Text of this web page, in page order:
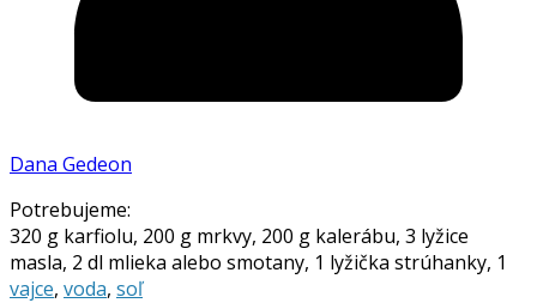
Dana Gedeon
Potrebujeme:
320 g karfiolu, 200 g mrkvy, 200 g kalerábu, 3 lyžice
masla, 2 dl mlieka alebo smotany, 1 lyžička strúhanky, 1
vajce, voda, soľ